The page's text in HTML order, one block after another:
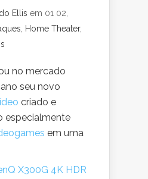
Ellis em 01 02,
Home Theater,
no mercado
seu novo
criado e
especialmente
em uma
X300G 4K HDR